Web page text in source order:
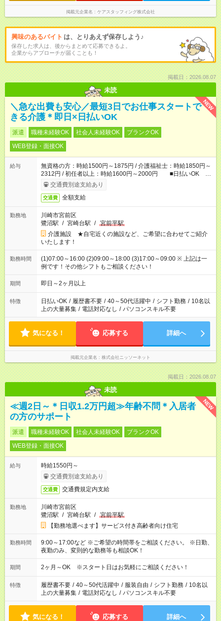
掲載元企業名 ケアスタッフィング株式会社
興味のあるバイト は、とりあえず保存しよう♪
保存した求人は、後からまとめて応募できるよ。
企業からアプローチが届くことも！
掲載日：2026.08.07
未読
NEW
＼急な出費も安心／最短3日でお仕事スタートで
きる介護＊即日×日払いOK
派遣 職種未経験OK 社会人未経験OK
ブランクOK
WEB登録・面接OK
給与
無資格の方：時給1500円～1875円 / 介護福祉士：時給1850円～
2312円 / 初任者以上：時給1600円～2000円 ■日払いOK ■
日収例：1万2000円（時給1500円×8h）
交通費別途支給あり
交通費 全額支給
勤務地
川崎市宮前区
鷺沼駅 / 宮崎台駅 / 宮前平駅
介護施設 ★自宅近くの施設など、ご希望に合わせてご紹介
いたします！
勤務時間
(1)07:00～16:00 (2)09:00～18:00 (3)17:00～09:00 ※ 上記は一
例です！その他シフトもご相談ください！
期間 即日～2ヶ月以上
特徴 日払いOK / 履歴書不要 / 40～50代活躍中 / シフト勤務 / 10名以
上の大量募集 / 電話対応なし / パソコンスキル不要
気になる！ 応募する 詳細へ
掲載元企業名 株式会社ニッソーネット
掲載日：2026.08.07
未読
NEW
≪週2日～＊日収1.2万円超≫年齢不問＊入居者
の方のサポート
派遣 職種未経験OK 社会人未経験OK
ブランクOK
WEB登録・面接OK
給与
時給1550円～
交通費別途支給あり
交通費 交通費規定内支給
勤務地
川崎市宮前区
鷺沼駅 / 宮崎台駅 / 宮前平駅
【勤務地選べます】サービス付き高齢者向け住宅
勤務時間
9:00～17:00など ※ご希望の時間帯をご相談ください。 ※日勤、
夜勤のみ、変則的な勤務等も相談OK！
期間 2ヶ月～OK ※スタート日はお気軽にご相談ください！
特徴 履歴書不要 / 40～50代活躍中 / 服装自由 / シフト勤務 / 10名以
上の大量募集 / 電話対応なし / パソコンスキル不要
気になる！ 応募する 詳細へ